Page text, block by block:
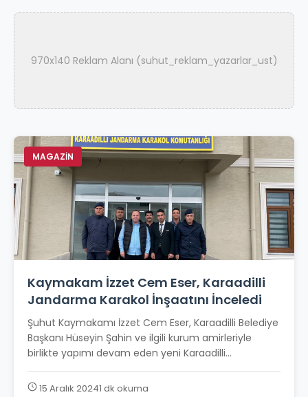
970x140 Reklam Alanı (suhut_reklam_yazarlar_ust)
MAGAZİN
Kaymakam İzzet Cem Eser, Karaadilli
Jandarma Karakol İnşaatını İnceledi
Şuhut Kaymakamı İzzet Cem Eser, Karaadilli Belediye
Başkanı Hüseyin Şahin ve ilgili kurum amirleriyle
birlikte yapımı devam eden yeni Karaadilli...
15 Aralık 20241 dk okuma